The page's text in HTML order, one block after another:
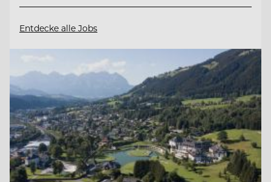
Entdecke alle Jobs